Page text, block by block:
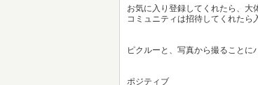
お気に入り登録してくれたら、大
コミュニティは招待してくれたら
ピクルーと、写真から撮ることに
ポジティブ